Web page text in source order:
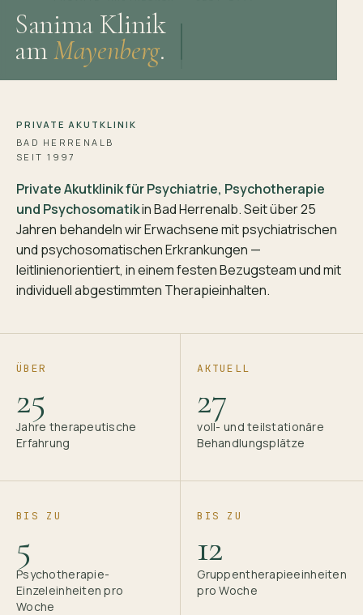
Sanima Klinik
amMayenberg.
PRIVATE AKUTKLINIK
BAD HERRENALB
SEIT 1997
Private Akutklinik für Psychiatrie, Psychotherapie
und Psychosomatikin Bad Herrenalb. Seit über 25
Jahren behandeln wir Erwachsene mit psychiatrischen
und psychosomatischen Erkrankungen —
leitlinienorientiert, in einem festen Bezugsteam und mit
individuell abgestimmten Therapieinhalten.
ÜBER
25
Jahre therapeutische
Erfahrung
AKTUELL
27
voll- und teilstationäre
Behandlungsplätze
BIS ZU
5
Psychotherapie-
Einzeleinheiten pro
Woche
BIS ZU
12
Gruppentherapieeinheiten
pro Woche